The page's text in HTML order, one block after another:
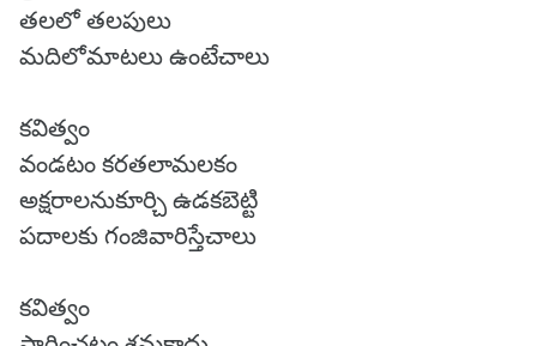
తలలో తలపులు
మదిలోమాటలు ఉంటేచాలు
కవిత్వం
వండటం కరతలామలకం
అక్షరాలనుకూర్చి ఉడకబెట్టి
పదాలకు గంజివారిస్తేచాలు
కవిత్వం